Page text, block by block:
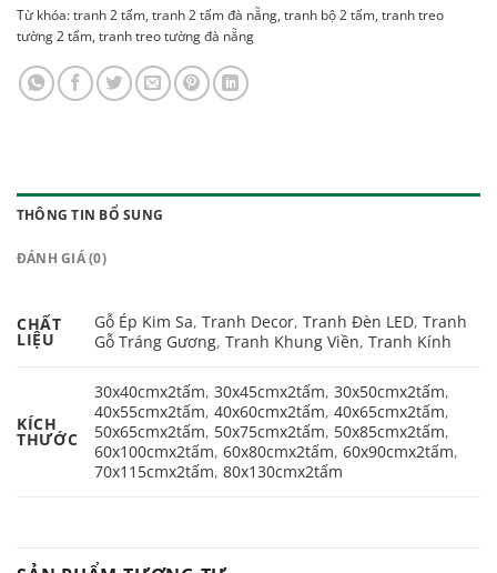
Từ khóa:tranh 2 tấm, tranh 2 tấm đà nẵng, tranh bộ 2 tấm, tranh treo
tường 2 tấm, tranh treo tường đà nẵng
THÔNG TIN BỔ SUNG
ĐÁNH GIÁ (0)
CHẤT
LIỆU
Gỗ Ép Kim Sa, Tranh Decor, Tranh Đèn LED, Tranh
Gỗ Tráng Gương, Tranh Khung Viền, Tranh Kính
KÍCH
THƯỚC
30x40cmx2tấm, 30x45cmx2tấm, 30x50cmx2tấm,
40x55cmx2tấm, 40x60cmx2tấm, 40x65cmx2tấm,
50x65cmx2tấm, 50x75cmx2tấm, 50x85cmx2tấm,
60x100cmx2tấm, 60x80cmx2tấm, 60x90cmx2tấm,
70x115cmx2tấm, 80x130cmx2tấm